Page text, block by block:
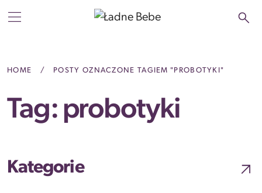
Main Navigation
HOME / POSTY OZNACZONE TAGIEM "PROBOTYKI"
Tag: probotyki
Kategorie